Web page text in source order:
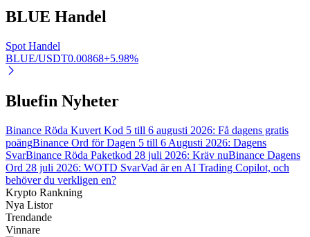
Kryptostödd lånetjänst
Auto Invest
Ta långsiktig vinst och flexibla intressen
BLUE Handel
Spot Handel
BLUE/USDT0.00868+5.98%
Bluefin Nyheter
Binance Röda Kuvert Kod 5 till 6 augusti 2026: Få dagens gratis
poängBinance Ord för Dagen 5 till 6 Augusti 2026: Dagens
SvarBinance Röda Paketkod 28 juli 2026: Kräv nuBinance Dagens
Ord 28 juli 2026: WOTD SvarVad är en AI Trading Copilot, och
behöver du verkligen en?
Krypto Rankning
Nya Listor
Trendande
Vinnare